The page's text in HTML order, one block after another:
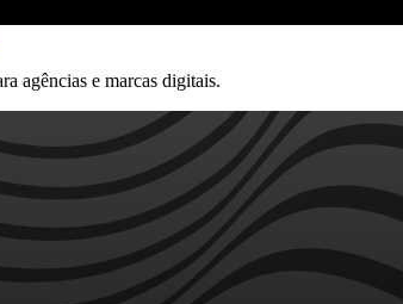
agências e marcas digitais.